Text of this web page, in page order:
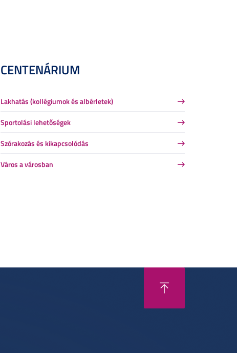
CENTENÁRIUM
Lakhatás (kollégiumok és albérletek)
Sportolási lehetőségek
Szórakozás és kikapcsolódás
Város a városban